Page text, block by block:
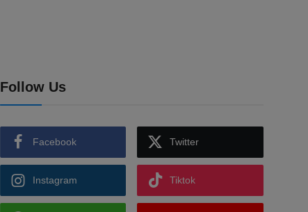
Follow Us
Facebook Twitter
Instagram Tiktok